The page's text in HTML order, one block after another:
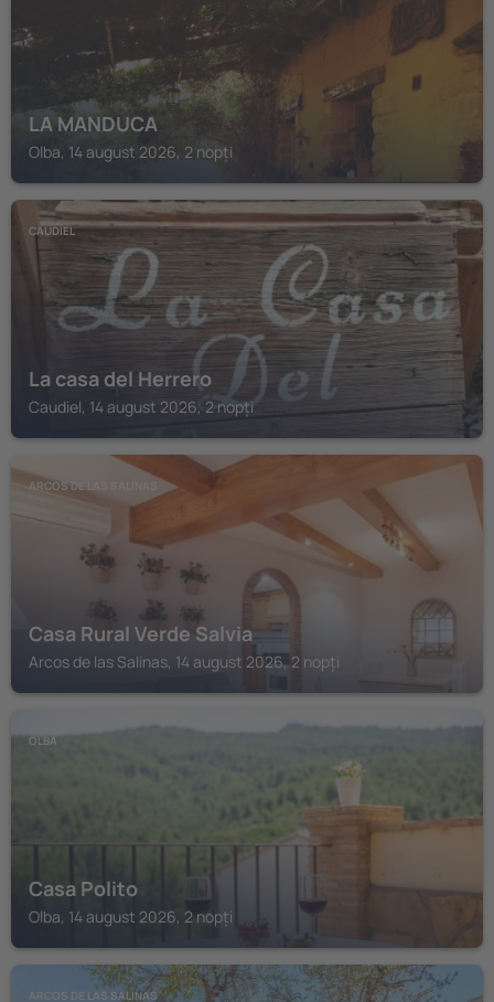
LA MANDUCA
Olba, 14 august 2026, 2 nopți
CAUDIEL
La casa del Herrero
Caudiel, 14 august 2026, 2 nopți
ARCOS DE LAS SALINAS
Casa Rural Verde Salvia
Arcos de las Salinas, 14 august 2026, 2 nopți
OLBA
Casa Polito
Olba, 14 august 2026, 2 nopți
ARCOS DE LAS SALINAS